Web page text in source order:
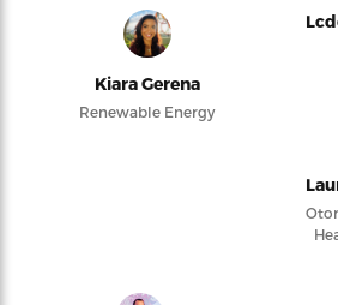
Kiara Gerena
Renewable Energy